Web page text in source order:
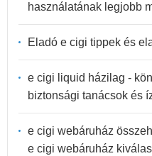
használatának legjobb
Eladó e cigi tippek és
e cigi liquid házilag -
biztonsági tanácsok és
e cigi webáruház
e cigi webáruház